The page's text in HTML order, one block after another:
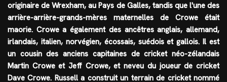
originaire de Wrexham, au Pays de Galles, tandis que l'une des
arrière-arrière-grands-mères maternelles de Crowe était
maorie. Crowe a également des ancêtres anglais, allemand,
irlandais, italien, norvégien, écossais, suédois et gallois. Il est
un cousin des anciens capitaines de cricket néo-zélandais
Martin Crowe et Jeff Crowe, et neveu du joueur de cricket
Dave Crowe. Russell a construit un terrain de cricket nommé